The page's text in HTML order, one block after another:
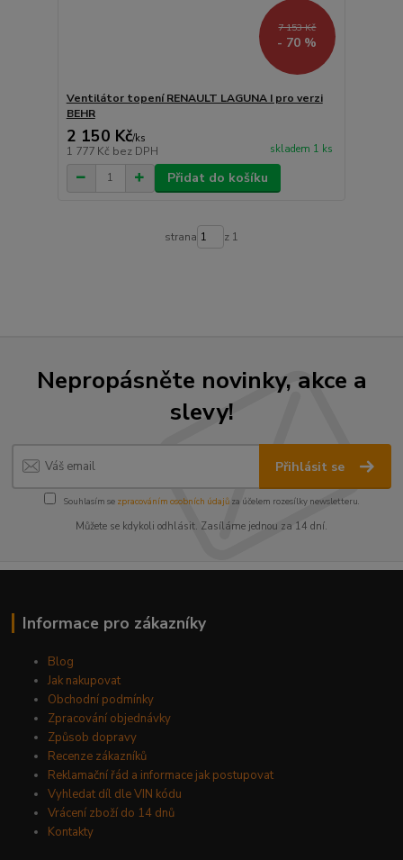
7 153 Kč
- 70 %
Ventilátor topení RENAULT LAGUNA I pro verzi
BEHR
2 150 Kč/ks
1 777 Kč bez DPH skladem 1 ks
Přidat do košíku
strana z 1
Nepropásněte novinky, akce a
slevy!
Přihlásit se
Souhlasím se zpracováním osobních údajůza účelem rozesílky newsletteru.
Můžete se kdykoli odhlásit. Zasíláme jednou za 14 dní.
Informace pro zákazníky
Blog
Jak nakupovat
Obchodní podmínky
Zpracování objednávky
Způsob dopravy
Recenze zákazníků
Reklamační řád a informace jak postupovat
Vyhledat díl dle VIN kódu
Vrácení zboží do 14 dnů
Kontakty